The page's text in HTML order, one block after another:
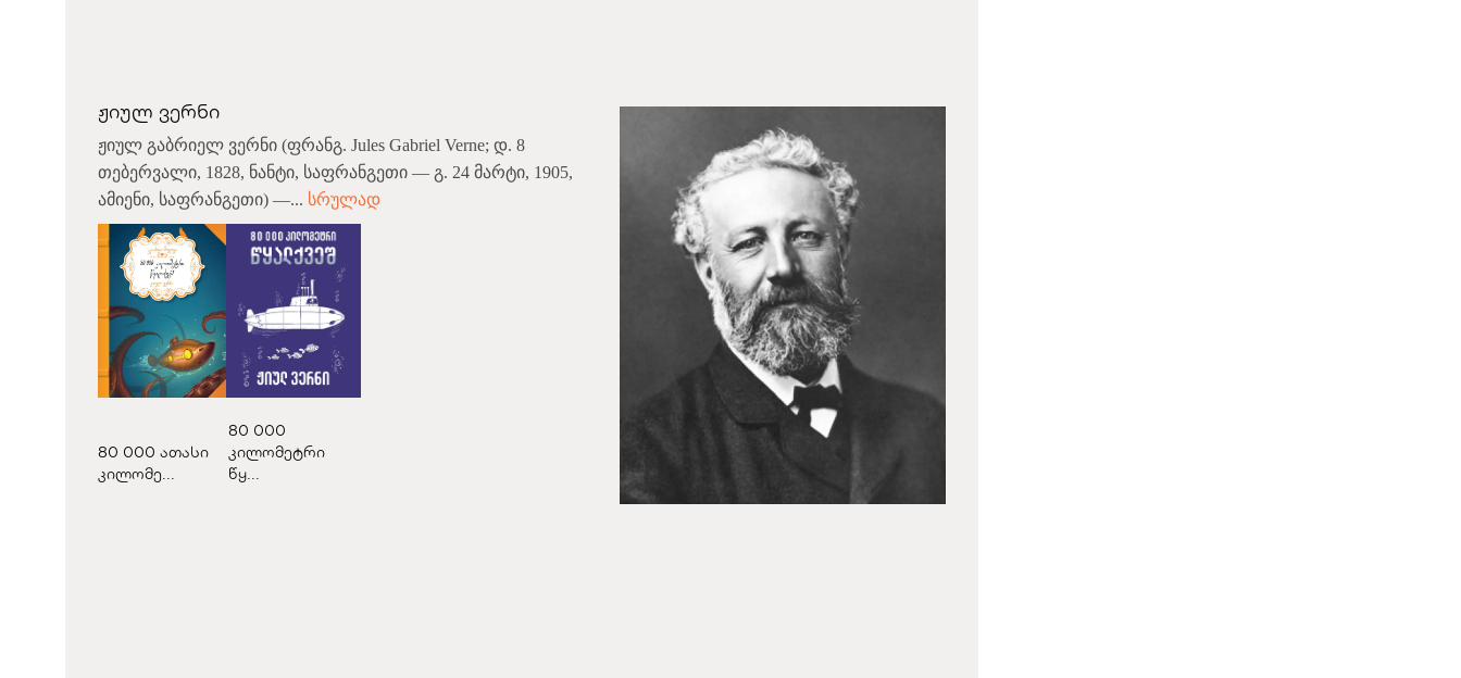
ჟიულ ვერნი
ჟიულ გაბრიელ ვერნი (ფრანგ. Jules Gabriel Verne; დ. 8
თებერვალი, 1828, ნანტი, საფრანგეთი — გ. 24 მარტი, 1905,
ამიენი, საფრანგეთი) —... სრულად
80 000 ათასი
კილომე...
80 000
კილომეტრი
წყ...